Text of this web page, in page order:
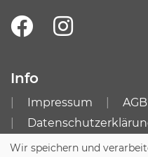
Info
Impressum
AGB
Zugang für
Wir speichern und